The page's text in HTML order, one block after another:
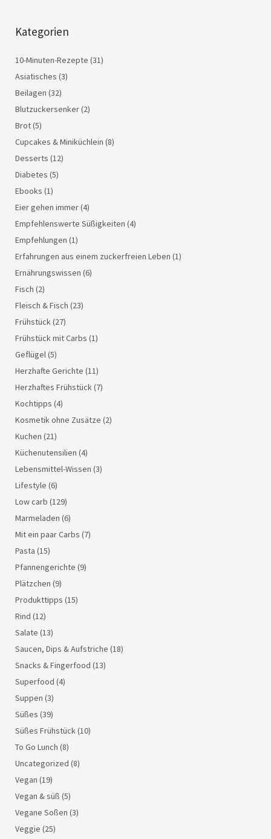
Kategorien
10-Minuten-Rezepte (31)
Asiatisches (3)
Beilagen (32)
Blutzuckersenker(2)
Brot(5)
Cupcakes & Miniküchlein (8)
Desserts (12)
Diabetes (5)
Ebooks (1)
Eier gehen immer(4)
Empfehlenswerte Süßigkeiten (4)
Empfehlungen (1)
Erfahrungen aus einem zuckerfreien Leben (1)
Ernährungswissen (6)
Fisch (2)
Fleisch & Fisch (23)
Frühstück(27)
Frühstück mit Carbs (1)
Geflügel(5)
Herzhafte Gerichte (11)
Herzhaftes Frühstück(7)
Kochtipps (4)
Kosmetik ohne Zusätze (2)
Kuchen (21)
Küchenutensilien (4)
Lebensmittel-Wissen (3)
Lifestyle (6)
Low carb (129)
Marmeladen (6)
Mit ein paar Carbs (7)
Pasta (15)
Pfannengerichte (9)
Plätzchen (9)
Produkttipps (15)
Rind (12)
Salate (13)
Saucen, Dips & Aufstriche (18)
Snacks & Fingerfood (13)
Superfood (4)
Suppen (3)
Süßes (39)
Süßes Frühstück(10)
To Go Lunch (8)
Uncategorized (8)
Vegan (19)
Vegan & süß (5)
Vegane Soßen (3)
Veggie (25)